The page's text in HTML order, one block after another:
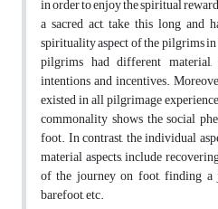
in order to enjoy the spiritual
a sacred act, take this long and
spirituality aspect of the pilgrims
pilgrims had different
intentions and incentives.
existed in all pilgrimage
commonality shows the social
foot. In contrast, the individual
material aspects, include
of the journey on foot, finding
barefoot, etc.